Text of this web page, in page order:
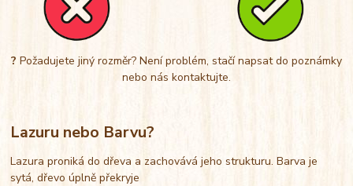
? Požadujete jiný rozměr? Není problém, stačí napsat do poznámky
nebo nás kontaktujte.
Lazuru nebo Barvu?
Lazura proniká do dřeva a zachovává jeho strukturu. Barva je
sytá, dřevo úplně překryje